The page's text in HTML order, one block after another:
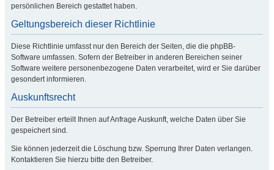
persönlichen Bereich gestattet haben.
Geltungsbereich dieser Richtlinie
Diese Richtlinie umfasst nur den Bereich der Seiten, die die phpBB-
Software umfassen. Sofern der Betreiber in anderen Bereichen seiner
Software weitere personenbezogene Daten verarbeitet, wird er Sie darüber
gesondert informieren.
Auskunftsrecht
Der Betreiber erteilt Ihnen auf Anfrage Auskunft, welche Daten über Sie
gespeichert sind.
Sie können jederzeit die Löschung bzw. Sperrung Ihrer Daten verlangen.
Kontaktieren Sie hierzu bitte den Betreiber.